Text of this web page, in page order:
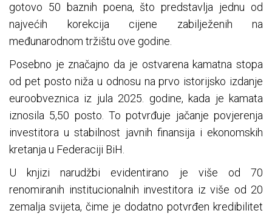
gotovo 50 baznih poena, što predstavlja jednu od
najvećih korekcija cijene zabilježenih na
međunarodnom tržištu ove godine.
Posebno je značajno da je ostvarena kamatna stopa
od pet posto niža u odnosu na prvo istorijsko izdanje
euroobveznica iz jula 2025. godine, kada je kamata
iznosila 5,50 posto. To potvrđuje jačanje povjerenja
investitora u stabilnost javnih finansija i ekonomskih
kretanja u Federaciji BiH.
U knjizi narudžbi evidentirano je više od 70
renomiranih institucionalnih investitora iz više od 20
zemalja svijeta, čime je dodatno potvrđen kredibilitet